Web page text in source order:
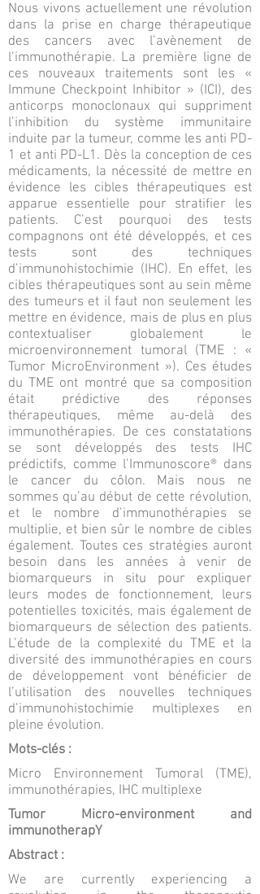
Nous vivons actuellement une révolution
dans la prise en charge thérapeutique
des cancers avec l’avènement de
l’immunothérapie. La première ligne de
ces nouveaux traitements sont les «
Immune Checkpoint Inhibitor » (ICI), des
anticorps monoclonaux qui suppriment
l’inhibition du système immunitaire
induite par la tumeur, comme les anti PD-
1 et anti PD-L1. Dès la conception de ces
médicaments, la nécessité de mettre en
évidence les cibles thérapeutiques est
apparue essentielle pour stratifier les
patients. C’est pourquoi des tests
compagnons ont été développés, et ces
tests sont des techniques
d’immunohistochimie (IHC). En effet, les
cibles thérapeutiques sont au sein même
des tumeurs et il faut non seulement les
mettre en évidence, mais de plus en plus
contextualiser globalement le
microenvironnement tumoral (TME : «
Tumor MicroEnvironment »). Ces études
du TME ont montré que sa composition
était prédictive des réponses
thérapeutiques, même au-delà des
immunothérapies. De ces constatations
se sont développés des tests IHC
prédictifs, comme l’Immunoscore® dans
le cancer du côlon. Mais nous ne
sommes qu’au début de cette révolution,
et le nombre d’immunothérapies se
multiplie, et bien sûr le nombre de cibles
également. Toutes ces stratégies auront
besoin dans les années à venir de
biomarqueurs in situ pour expliquer
leurs modes de fonctionnement, leurs
potentielles toxicités, mais également de
biomarqueurs de sélection des patients.
L’étude de la complexité du TME et la
diversité des immunothérapies en cours
de développement vont bénéficier de
l’utilisation des nouvelles techniques
d’immunohistochimie multiplexes en
pleine évolution.
Mots-clés :
Micro Environnement Tumoral (TME),
immunothérapies, IHC multiplexe
Tumor Micro-environment and
immunotherapY
Abstract :
We are currently experiencing a